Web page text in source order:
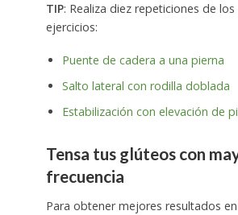
TIP: Realiza diez repeticiones de
ejercicios:
Puente de cadera a una pierna
Salto lateral con rodilla doblada
Estabilización con elevación de
Tensa tus glúteos con
frecuencia
Para obtener mejores resultados